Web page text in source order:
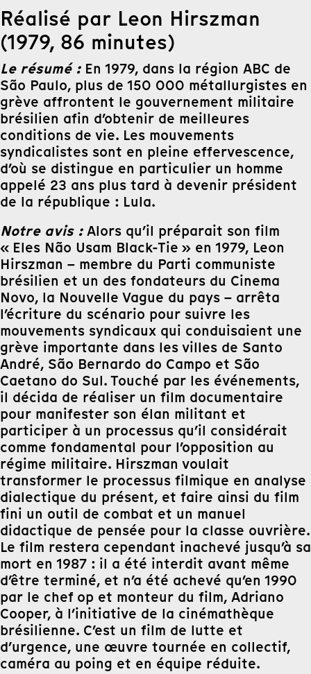
Réalisé par Leon Hirszman
(1979, 86 minutes)
Le résumé : En 1979, dans la région ABC de
São Paulo, plus de 150 000 métallurgistes en
grève affrontent le gouvernement militaire
brésilien afin d’obtenir de meilleures
conditions de vie. Les mouvements
syndicalistes sont en pleine effervescence,
d’où se distingue en particulier un homme
appelé 23 ans plus tard à devenir président
de la république : Lula.
Notre avis : Alors qu’il préparait son film
« Eles Não Usam Black-Tie » en 1979, Leon
Hirszman – membre du Parti communiste
brésilien et un des fondateurs du Cinema
Novo, la Nouvelle Vague du pays – arrêta
l’écriture du scénario pour suivre les
mouvements syndicaux qui conduisaient une
grève importante dans les villes de Santo
André, São Bernardo do Campo et São
Caetano do Sul. Touché par les événements,
il décida de réaliser un film documentaire
pour manifester son élan militant et
participer à un processus qu’il considérait
comme fondamental pour l’opposition au
régime militaire. Hirszman voulait
transformer le processus filmique en analyse
dialectique du présent, et faire ainsi du film
fini un outil de combat et un manuel
didactique de pensée pour la classe ouvrière.
Le film restera cependant inachevé jusqu’à sa
mort en 1987 : il a été interdit avant même
d’être terminé, et n’a été achevé qu’en 1990
par le chef op et monteur du film, Adriano
Cooper, à l’initiative de la cinémathèque
brésilienne. C’est un film de lutte et
d’urgence, une œuvre tournée en collectif,
caméra au poing et en équipe réduite.